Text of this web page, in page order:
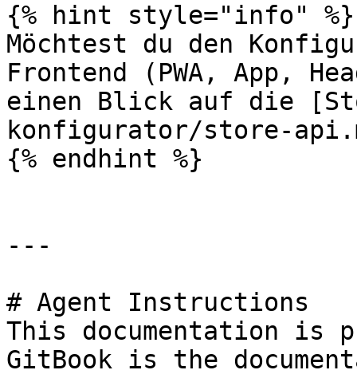
{% hint style="info" %}
Möchtest du den
Frontend (PWA, App,
einen Blick auf die
konfigurator/store-
{% endhint %}
---
# Agent Instructions
This documentation is
GitBook is the